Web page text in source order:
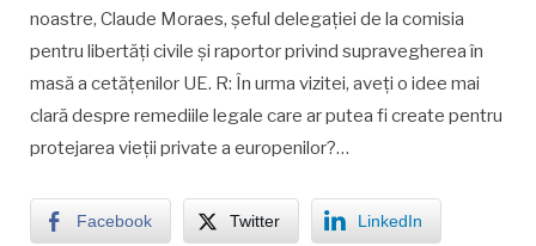
noastre, Claude Moraes, șeful delegației de la comisia
pentru libertăți civile și raportor privind supravegherea în
masă a cetățenilor UE. R: În urma vizitei, aveți o idee mai
clară despre remediile legale care ar putea fi create pentru
protejarea vieții private a europenilor?…
Facebook Twitter LinkedIn